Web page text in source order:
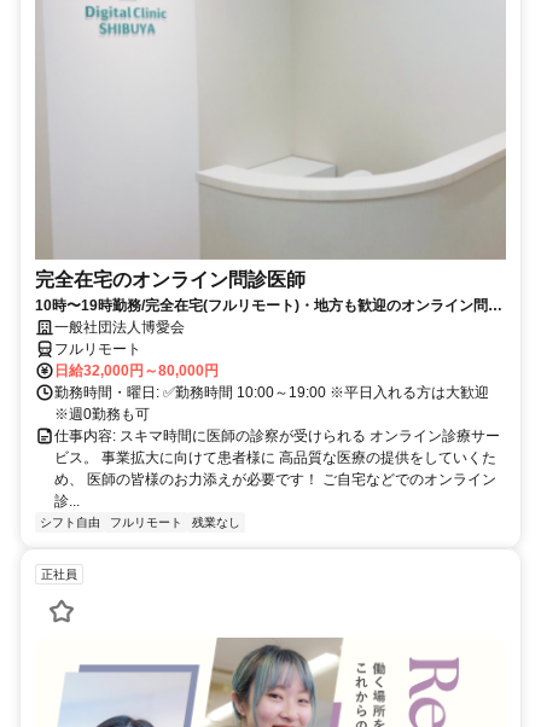
完全在宅のオンライン問診医師
10時〜19時勤務/完全在宅(フルリモート)・地方も歓迎のオンライン問診
業務一般社団法人博愛会
フルリモート
日給32,000円～80,000円
勤務時間・曜日: ✅勤務時間 10:00～19:00 ※平日入れる方は大歓迎
※週0勤務も可
仕事内容: スキマ時間に医師の診察が受けられる オンライン診療サー
ビス。 事業拡大に向けて患者様に 高品質な医療の提供をしていくた
め、 医師の皆様のお力添えが必要です！ ご自宅などでのオンライン
診...
シフト自由 フルリモート 残業なし
正社員